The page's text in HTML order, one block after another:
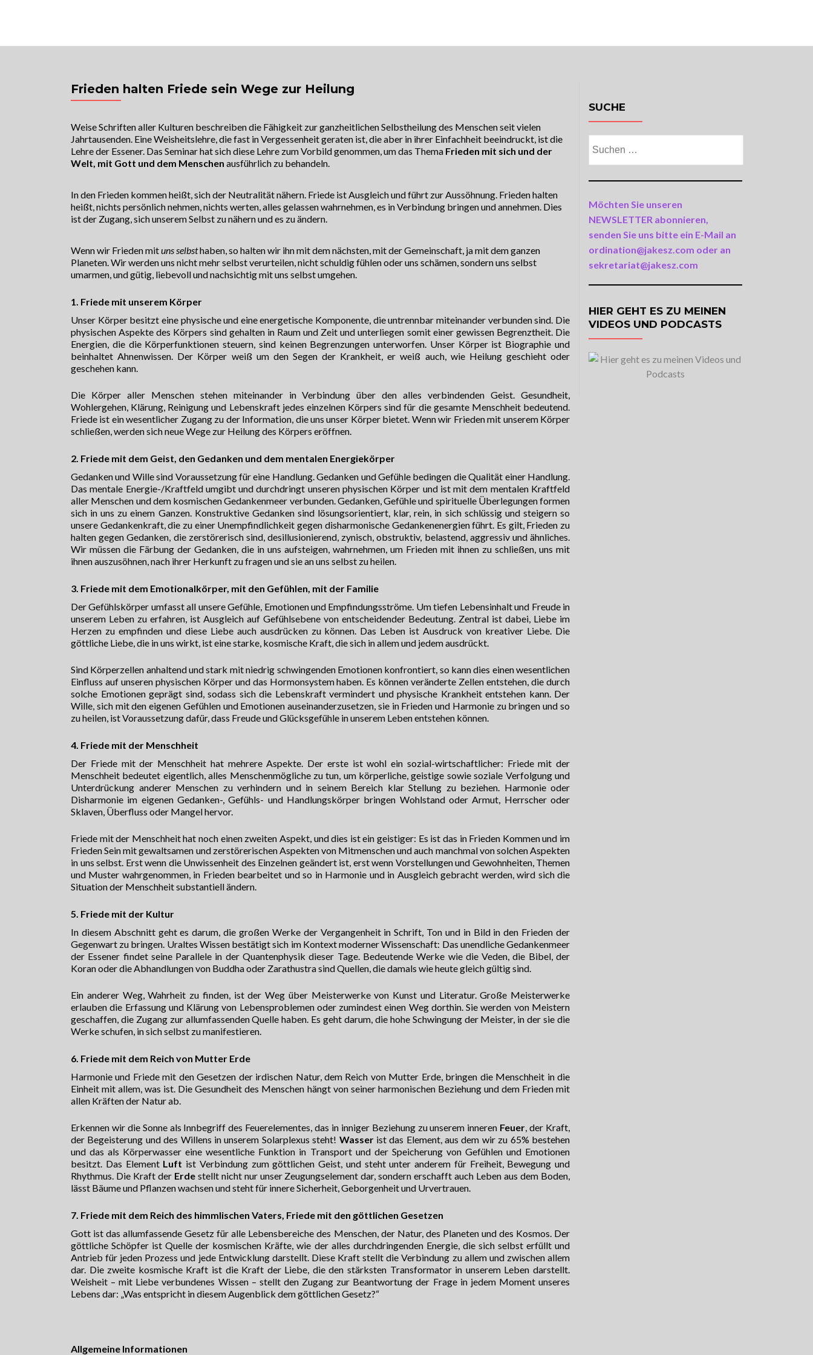
Frieden halten Friede sein Wege zur Heilung
Weise Schriften aller Kulturen beschreiben die Fähigkeit zur ganzheitlichen Selbstheilung des Menschen seit vielen
Jahrtausenden. Eine Weisheitslehre, die fast in Vergessenheit geraten ist, die aber in ihrer Einfachheit beeindruckt, ist die
Lehre der Essener. Das Seminar hat sich diese Lehre zum Vorbild genommen, um das Thema Frieden mit sich und der
Welt, mit Gott und dem Menschen ausführlich zu behandeln.
In den Frieden kommen heißt, sich der Neutralität nähern. Friede ist Ausgleich und führt zur Aussöhnung. Frieden halten
heißt, nichts persönlich nehmen, nichts werten, alles gelassen wahrnehmen, es in Verbindung bringen und annehmen. Dies
ist der Zugang, sich unserem Selbst zu nähern und es zu ändern.
Wenn wir Frieden mituns selbsthaben, so halten wir ihn mit dem nächsten, mit der Gemeinschaft, ja mit dem ganzen
Planeten. Wir werden uns nicht mehr selbst verurteilen, nicht schuldig fühlen oder uns schämen, sondern uns selbst
umarmen, und gütig, liebevoll und nachsichtig mit uns selbst umgehen.
1. Friede mit unserem Körper
Unser Körper besitzt eine physische und eine energetische Komponente, die untrennbar miteinander verbunden sind. Die
physischen Aspekte des Körpers sind gehalten in Raum und Zeit und unterliegen somit einer gewissen Begrenztheit. Die
Energien, die die Körperfunktionen steuern, sind keinen Begrenzungen unterworfen. Unser Körper ist Biographie und
beinhaltet Ahnenwissen. Der Körper weiß um den Segen der Krankheit, er weiß auch, wie Heilung geschieht oder
geschehen kann.
Die Körper aller Menschen stehen miteinander in Verbindung über den alles verbindenden Geist. Gesundheit,
Wohlergehen, Klärung, Reinigung und Lebenskraft jedes einzelnen Körpers sind für die gesamte Menschheit bedeutend.
Friede ist ein wesentlicher Zugang zu der Information, die uns unser Körper bietet. Wenn wir Frieden mit unserem Körper
schließen, werden sich neue Wege zur Heilung des Körpers eröffnen.
2. Friede mit dem Geist, den Gedanken und dem mentalen Energiekörper
Gedanken und Wille sind Voraussetzung für eine Handlung. Gedanken und Gefühle bedingen die Qualität einer Handlung.
Das mentale Energie-/Kraftfeld umgibt und durchdringt unseren physischen Körper und ist mit dem mentalen Kraftfeld
aller Menschen und dem kosmischen Gedankenmeer verbunden. Gedanken, Gefühle und spirituelle Überlegungen formen
sich in uns zu einem Ganzen. Konstruktive Gedanken sind lösungsorientiert, klar, rein, in sich schlüssig und steigern so
unsere Gedankenkraft, die zu einer Unempfindlichkeit gegen disharmonische Gedankenenergien führt. Es gilt, Frieden zu
halten gegen Gedanken, die zerstörerisch sind, desillusionierend, zynisch, obstruktiv, belastend, aggressiv und ähnliches.
Wir müssen die Färbung der Gedanken, die in uns aufsteigen, wahrnehmen, um Frieden mit ihnen zu schließen, uns mit
ihnen auszusöhnen, nach ihrer Herkunft zu fragen und sie an uns selbst zu heilen.
3. Friede mit dem Emotionalkörper, mit den Gefühlen, mit der Familie
Der Gefühlskörper umfasst all unsere Gefühle, Emotionen und Empfindungsströme. Um tiefen Lebensinhalt und Freude in
unserem Leben zu erfahren, ist Ausgleich auf Gefühlsebene von entscheidender Bedeutung. Zentral ist dabei, Liebe im
Herzen zu empfinden und diese Liebe auch ausdrücken zu können. Das Leben ist Ausdruck von kreativer Liebe. Die
göttliche Liebe, die in uns wirkt, ist eine starke, kosmische Kraft, die sich in allem und jedem ausdrückt.
Sind Körperzellen anhaltend und stark mit niedrig schwingenden Emotionen konfrontiert, so kann dies einen wesentlichen
Einfluss auf unseren physischen Körper und das Hormonsystem haben. Es können veränderte Zellen entstehen, die durch
solche Emotionen geprägt sind, sodass sich die Lebenskraft vermindert und physische Krankheit entstehen kann. Der
Wille, sich mit den eigenen Gefühlen und Emotionen auseinanderzusetzen, sie in Frieden und Harmonie zu bringen und so
zu heilen, ist Voraussetzung dafür, dass Freude und Glücksgefühle in unserem Leben entstehen können.
4. Friede mit der Menschheit
Der Friede mit der Menschheit hat mehrere Aspekte. Der erste ist wohl ein sozial-wirtschaftlicher: Friede mit der
Menschheit bedeutet eigentlich, alles Menschenmögliche zu tun, um körperliche, geistige sowie soziale Verfolgung und
Unterdrückung anderer Menschen zu verhindern und in seinem Bereich klar Stellung zu beziehen. Harmonie oder
Disharmonie im eigenen Gedanken-, Gefühls- und Handlungskörper bringen Wohlstand oder Armut, Herrscher oder
Sklaven, Überfluss oder Mangel hervor.
Friede mit der Menschheit hat noch einen zweiten Aspekt, und dies ist ein geistiger: Es ist das in Frieden Kommen und im
Frieden Sein mit gewaltsamen und zerstörerischen Aspekten von Mitmenschen und auch manchmal von solchen Aspekten
in uns selbst. Erst wenn die Unwissenheit des Einzelnen geändert ist, erst wenn Vorstellungen und Gewohnheiten, Themen
und Muster wahrgenommen, in Frieden bearbeitet und so in Harmonie und in Ausgleich gebracht werden, wird sich die
Situation der Menschheit substantiell ändern.
5. Friede mit der Kultur
In diesem Abschnitt geht es darum, die großen Werke der Vergangenheit in Schrift, Ton und in Bild in den Frieden der
Gegenwart zu bringen. Uraltes Wissen bestätigt sich im Kontext moderner Wissenschaft: Das unendliche Gedankenmeer
der Essener findet seine Parallele in der Quantenphysik dieser Tage. Bedeutende Werke wie die Veden, die Bibel, der
Koran oder die Abhandlungen von Buddha oder Zarathustra sind Quellen, die damals wie heute gleich gültig sind.
Ein anderer Weg, Wahrheit zu finden, ist der Weg über Meisterwerke von Kunst und Literatur. Große Meisterwerke
erlauben die Erfassung und Klärung von Lebensproblemen oder zumindest einen Weg dorthin. Sie werden von Meistern
geschaffen, die Zugang zur allumfassenden Quelle haben. Es geht darum, die hohe Schwingung der Meister, in der sie die
Werke schufen, in sich selbst zu manifestieren.
6. Friede mit dem Reich von Mutter Erde
Harmonie und Friede mit den Gesetzen der irdischen Natur, dem Reich von Mutter Erde, bringen die Menschheit in die
Einheit mit allem, was ist. Die Gesundheit des Menschen hängt von seiner harmonischen Beziehung und dem Frieden mit
allen Kräften der Natur ab.
Erkennen wir die Sonne als Innbegriff des Feuerelementes, das in inniger Beziehung zu unserem inneren Feuer, der Kraft,
der Begeisterung und des Willens in unserem Solarplexus steht! Wasser ist das Element, aus dem wir zu 65% bestehen
und das als Körperwasser eine wesentliche Funktion in Transport und der Speicherung von Gefühlen und Emotionen
besitzt. Das Element Luft ist Verbindung zum göttlichen Geist, und steht unter anderem für Freiheit, Bewegung und
Rhythmus. Die Kraft der Erde stellt nicht nur unser Zeugungselement dar, sondern erschafft auch Leben aus dem Boden,
lässt Bäume und Pflanzen wachsen und steht für innere Sicherheit, Geborgenheit und Urvertrauen.
7. Friede mit dem Reich des himmlischen Vaters, Friede mit den göttlichen Gesetzen
Gott ist das allumfassende Gesetz für alle Lebensbereiche des Menschen, der Natur, des Planeten und des Kosmos. Der
göttliche Schöpfer ist Quelle der kosmischen Kräfte, wie der alles durchdringenden Energie, die sich selbst erfüllt und
Antrieb für jeden Prozess und jede Entwicklung darstellt. Diese Kraft stellt die Verbindung zu allem und zwischen allem
dar. Die zweite kosmische Kraft ist die Kraft der Liebe, die den stärksten Transformator in unserem Leben darstellt.
Weisheit – mit Liebe verbundenes Wissen – stellt den Zugang zur Beantwortung der Frage in jedem Moment unseres
Lebens dar: „Was entspricht in diesem Augenblick dem göttlichen Gesetz?“
Allgemeine Informationen
SUCHE
nach:
Möchten Sie unseren
NEWSLETTER abonnieren,
senden Sie uns bitte ein E-Mail an
ordination@jakesz.com oder an
sekretariat@jakesz.com
HIER GEHT ES ZU MEINEN
VIDEOS UND PODCASTS